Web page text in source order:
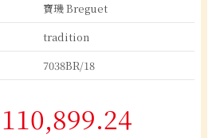
寶璣 Breguet
tradition
7038BR/18